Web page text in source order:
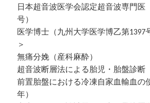
日本超音波医学会認定超音波専門医
号）
医学博士（九州大学医学博乙第1397
＞
無痛分娩（産科麻酔）
超音波断層法による胎児・胎盤診断
前置胎盤における冷凍自家血輸血の
年）